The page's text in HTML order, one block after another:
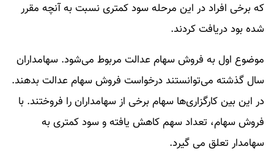
که برخی افراد در این مرحله سود کمتری نسبت به آنچه مقرر
شده بود دریافت کردند.
موضوع اول به فروش سهام عدالت مربوط می‌شود. سهامداران
سال گذشته می‌توانستند درخواست فروش سهام عدالت بدهند.
در این بین کارگزاری‌ها سهام برخی از سهامداران را فروختند. با
فروش سهام، تعداد سهم کاهش یافته و سود کمتری به
سهامدار تعلق می گیرد.